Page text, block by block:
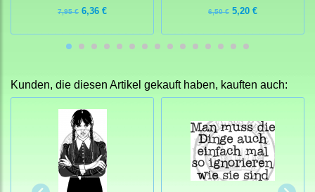
7,95 € 6,36 € 6,50 € 5,20 €
Kunden, die diesen Artikel gekauft haben, kauften auch: